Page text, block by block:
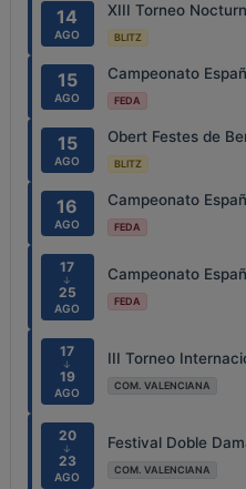
14
AGO
XIII Torneo
BLITZ
15
AGO
Campeonato
FEDA
15
AGO
Obert Festes de
BLITZ
16
AGO
Campeonato
FEDA
17
↓
25
AGO
Campeonato
FEDA
17
↓
19
AGO
III Torneo
COM. VALENCIANA
20
↓
23
AGO
Festival Doble
COM. VALENCIANA